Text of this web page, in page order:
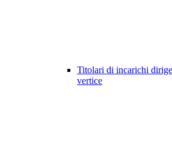
Titolari di incarichi
vertice